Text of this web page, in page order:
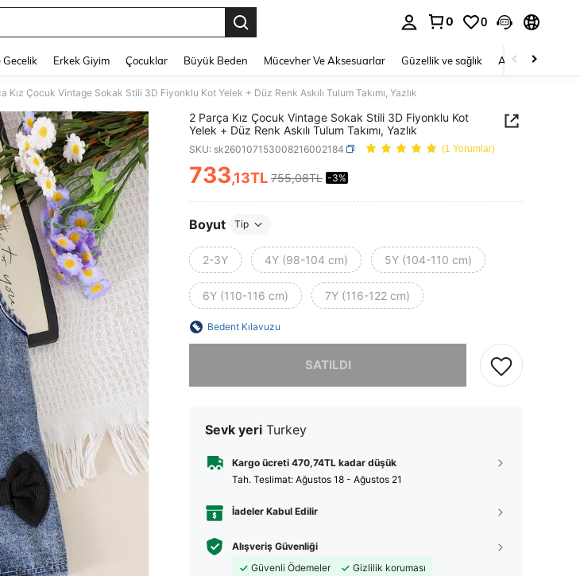
0 0
Gecelik Erkek Giyim Çocuklar Büyük Beden Mücevher Ve Aksesuarlar Güzellik ve sağlık Ayakkabı
Kız Çocuk Vintage Sokak Stili 3D Fiyonklu Kot Yelek + Düz Renk Askılı Tulum Takımı, Yazlık
2 Parça Kız Çocuk Vintage Sokak Stili 3D Fiyonklu Kot
Yelek + Düz Renk Askılı Tulum Takımı, Yazlık
SKU: sk260107153008216002184 (1 Yorumlar)
PRICE AND AVAILABILITY
733,13TL 755,08TL -3%
Boyut Tip
2-3Y 4Y (98-104 cm) 5Y (104-110 cm)
6Y (110-116 cm) 7Y (116-122 cm)
Bedent Kılavuzu
SATILDI
Sevk yeri Turkey
Kargo ücreti 470,74TL kadar düşük
Tah. Teslimat: Ağustos 18 - Ağustos 21
İadeler Kabul Edilir
Alışveriş Güvenliği
Güvenli Ödemeler
Gizlilik koruması